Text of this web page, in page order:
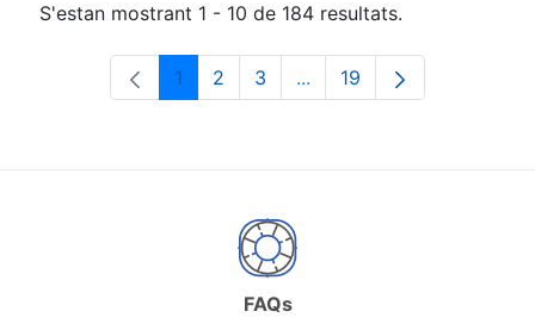
S'estan mostrant 1 - 10 de 184 resultats.
Pàgina
1 Pàgina
2 Pàgina
3 ...Pàgines intermèdies
Pàgina
19
FAQs